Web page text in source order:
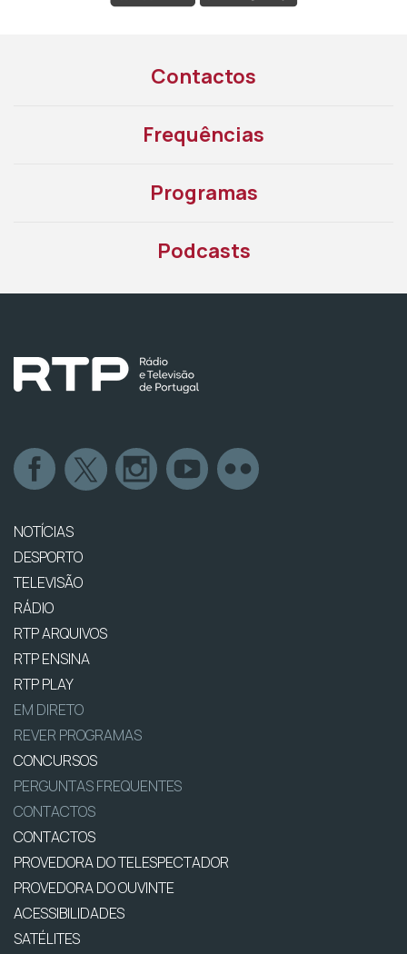
Contactos
Frequências
Programas
Podcasts
NOTÍCIAS
DESPORTO
TELEVISÃO
RÁDIO
RTP ARQUIVOS
RTP ENSINA
RTP PLAY
EM DIRETO
REVER PROGRAMAS
CONCURSOS
PERGUNTAS FREQUENTES
CONTACTOS
CONTACTOS
PROVEDORA DO TELESPECTADOR
PROVEDORA DO OUVINTE
ACESSIBILIDADES
SATÉLITES